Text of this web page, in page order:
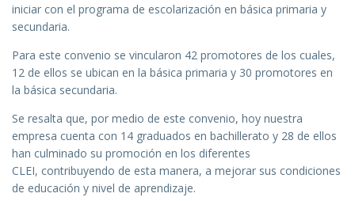
iniciar con el programa de escolarización en básica primaria y
secundaria.
Para este convenio se vincularon 42 promotores de los cuales,
12 de ellos se ubican en la básica primaria y 30 promotores en
la básica secundaria.
Se resalta que, por medio de este convenio, hoy nuestra
empresa cuenta con 14 graduados en bachillerato y 28 de ellos
han culminado su promoción en los diferentes
CLEI, contribuyendo de esta manera, a mejorar sus condiciones
de educación y nivel de aprendizaje.